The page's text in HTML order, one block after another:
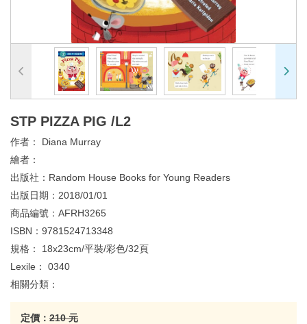
STP PIZZA PIG /L2
作者： Diana Murray
繪者：
出版社： Random House Books for Young Readers
出版日期： 2018/01/01
商品編號： AFRH3265
ISBN： 9781524713348
規格： 18x23cm/平裝/彩色/32頁
Lexile： 0340
相關分類：
定價： 210 元